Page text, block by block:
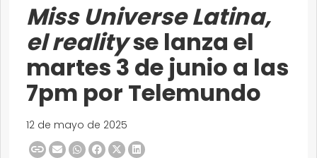
Miss Universe Latina,
el realityse lanza el
martes 3 de junio a las
7pm por Telemundo
12 de mayo de 2025